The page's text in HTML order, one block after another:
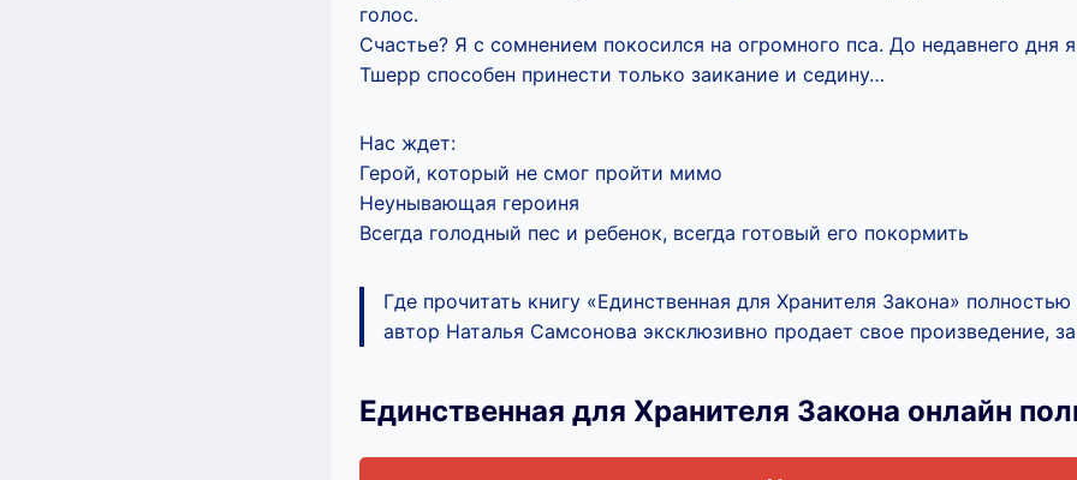
голос.
Счастье? Я с сомнением покосился на огромного пса. До недавнего дня
Тшерр способен принести только заикание и седину…
Нас ждет:
Герой, который не смог пройти мимо
Неунывающая героиня
Всегда голодный пес и ребенок, всегда готовый его покормить
Где прочитать книгу «Единственная для Хранителя Закона» полностью
автор Наталья Самсонова эксклюзивно продает свое произведение,
Единственная для Хранителя Закона онлайн